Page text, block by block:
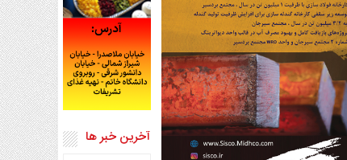
آخرین خبر ها